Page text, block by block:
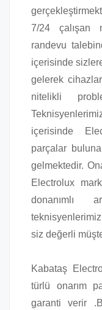
7/24 çalışan
randevu
içerisinde
gelerek
nitelikli
içerisinde
parçalar
gelmektedir.
Electrolux
donanımlı
siz değerli
Kabataş
türlü onarım
garanti verir